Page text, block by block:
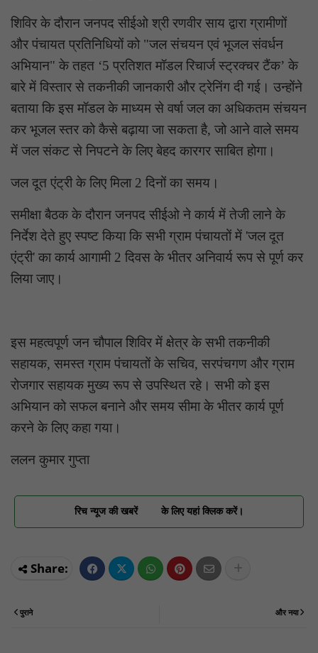
​शिविर के दौरान जनपद सीईओ श्री रणवीर साय द्वारा ग्रामीणों
और पंचायत प्रतिनिधियों को "जल संचयन एवं भूजल संवर्धन
अभियान" के तहत ‘5 प्रतिशत मॉडल रिचार्ज स्ट्रक्चर टैंक’ के
बारे में विस्तार से तकनीकी जानकारी और ट्रेनिंग दी गई। उन्होंने
बताया कि इस मॉडल के माध्यम से वर्षा जल का अधिकतम संचयन
कर भूजल स्तर को कैसे बढ़ाया जा सकता है, जो आने वाले समय
में जल संकट से निपटने के लिए बेहद कारगर साबित होगा।
​जल दूत एंट्री के लिए मिला 2 दिनों का समय।
​समीक्षा बैठक के दौरान जनपद सीईओ ने कार्य में तेजी लाने के
निर्देश देते हुए स्पष्ट किया कि सभी ग्राम पंचायतों में 'जल दूत
एंट्री' का कार्य आगामी 2 दिवस के भीतर अनिवार्य रूप से पूर्ण कर
लिया जाए।
इस महत्वपूर्ण जन चौपाल शिविर में क्षेत्र के सभी तकनीकी
सहायक, समस्त ग्राम पंचायतों के सचिव, सरपंचगण और ग्राम
रोजगार सहायक मुख्य रूप से उपस्थित रहे। सभी को इस
अभियान को सफल बनाने और समय सीमा के भीतर कार्य पूर्ण
करने के लिए कहा गया।
ललन कुमार गुप्ता
रिच न्यूज की खबरें के लिए यहां क्लिक करें।
और नया
पुराने